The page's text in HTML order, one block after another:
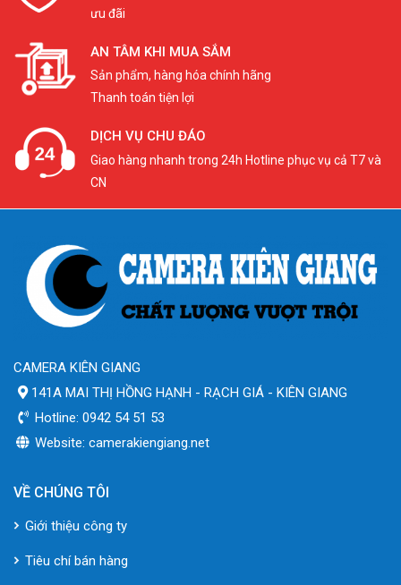
ưu đãi
AN TÂM KHI MUA SẮM
Sản phẩm, hàng hóa chính hãng
Thanh toán tiện lợi
DỊCH VỤ CHU ĐÁO
Giao hàng nhanh trong 24h Hotline phục vụ cả T7 và
CN
CAMERA KIÊN GIANG
141A MAI THỊ HỒNG HẠNH - RẠCH GIÁ - KIÊN GIANG
Hotline: 0942 54 51 53
Website: camerakiengiang.net
VỀ CHÚNG TÔI
Giới thiệu công ty
Tiêu chí bán hàng